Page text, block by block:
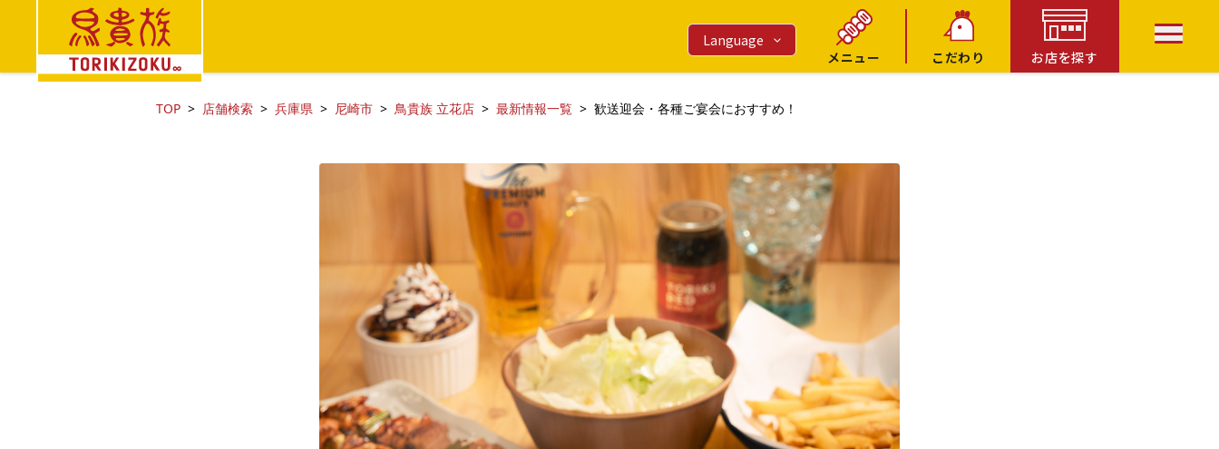
Language
メニュー
こだわり お店を探す
TOP 店舗検索 兵庫県 尼崎市 鳥貴族 立花店 最新情報一覧 歓送迎会・各種ご宴会におすすめ！